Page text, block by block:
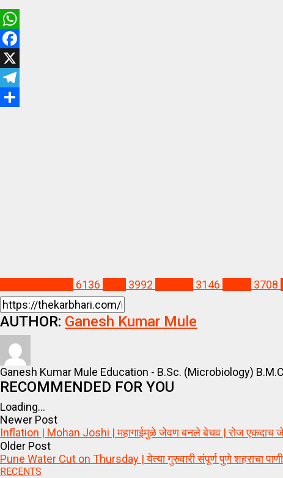
WhatsApp
Facebook
X
Telegram
6136 3992 3146 3708
AUTHOR: Ganesh Kumar Mule
Ganesh Kumar Mule Education - B.Sc. (Microbiology)
RECOMMENDED FOR YOU
Loading...
Newer Post
Inflation | Mohan Joshi | महागाईमुळे जेवण बनले बेचव | रोज एकदाच
Older Post
Pune Water Cut on Thursday | येत्या गुरुवारी संपूर्ण पुणे शहराचा
RECENTS